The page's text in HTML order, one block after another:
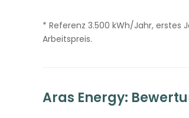
* Referenz 3.500 kWh/Jahr, erstes
Arbeitspreis.
Aras Energy: